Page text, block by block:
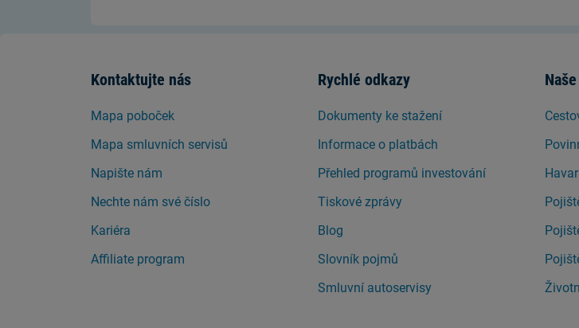
Kontaktujte nás
Mapa poboček
Mapa smluvních servisů
Napište nám
Nechte nám své číslo
Kariéra
Affiliate program
Rychlé odkazy
Dokumenty ke stažení
Informace o platbách
Přehled programů investování
Tiskové zprávy
Blog
Slovník pojmů
Smluvní autoservisy